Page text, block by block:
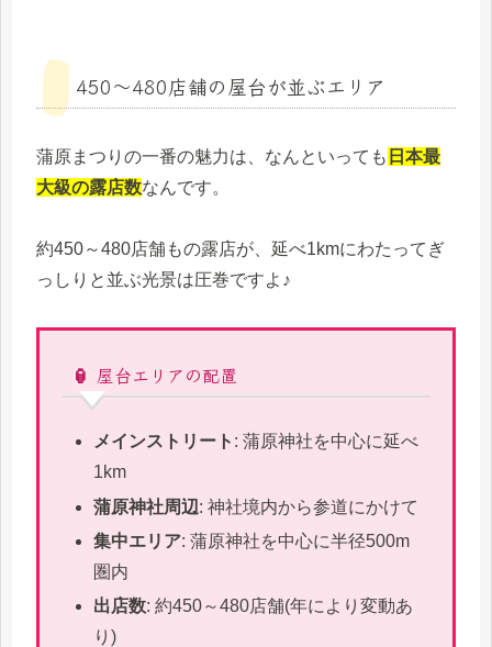
450～480店舗の屋台が並ぶエリア
蒲原まつりの一番の魅力は、なんといっても 日本最
大級の露店数なんです。
約450～480店舗もの露店が、延べ1kmにわたってぎ
っしりと並ぶ光景は圧巻ですよ♪
🏮 屋台エリアの配置
メインストリート : 蒲原神社を中心に延べ
1km
蒲原神社周辺: 神社境内から参道にかけて
集中エリア: 蒲原神社を中心に半径500m
圏内
出店数: 約450～480店舗(年により変動あ
り)